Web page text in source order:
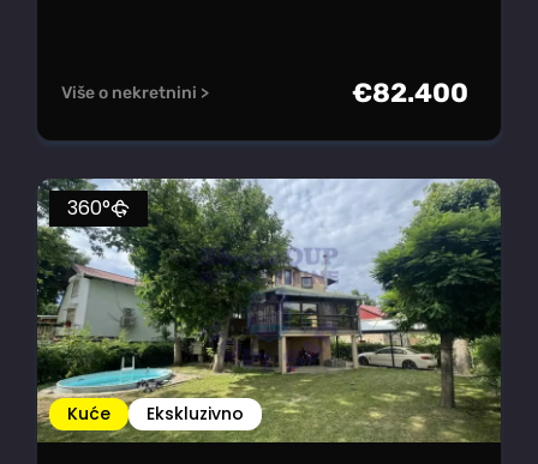
Više o nekretnini > €82.400
Kuće Ekskluzivno
360°